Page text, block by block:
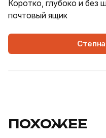
Коротко, глубоко и
почтовый ящик
ПОХОЖЕЕ